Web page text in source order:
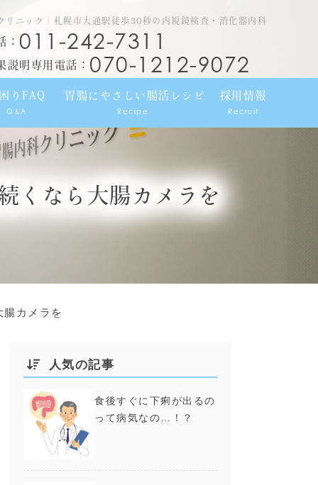
ニック｜札幌市大通駅徒歩30秒の内視鏡検査・消化器内科
： 011-242-7311
説明専用電話： 070-1212-9072
りFAQ
Q&A
胃腸にやさしい腸活レシピ
Recipe
採用情報
Recruit
くなら大腸カメラを
カメラを
人気の記事
食後すぐに下痢が出るの
って病気なの…！？